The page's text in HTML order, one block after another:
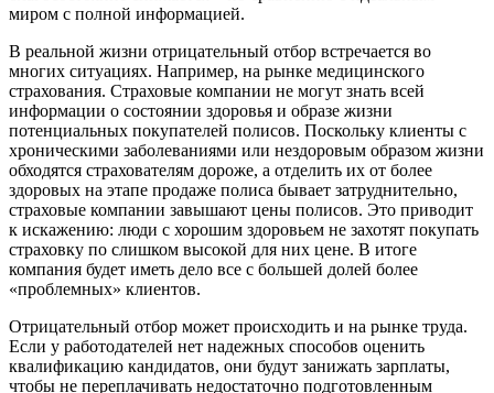
миром с полной информацией.
В реальной жизни отрицательный отбор встречается во
многих ситуациях. Например, на рынке медицинского
страхования. Страховые компании не могут знать всей
информации о состоянии здоровья и образе жизни
потенциальных покупателей полисов. Поскольку клиенты с
хроническими заболеваниями или нездоровым образом жизни
обходятся страхователям дороже, а отделить их от более
здоровых на этапе продаже полиса бывает затруднительно,
страховые компании завышают цены полисов. Это приводит
к искажению: люди с хорошим здоровьем не захотят покупать
страховку по слишком высокой для них цене. В итоге
компания будет иметь дело все с большей долей более
«проблемных» клиентов.
Отрицательный отбор может происходить и на рынке труда.
Если у работодателей нет надежных способов оценить
квалификацию кандидатов, они будут занижать зарплаты,
чтобы не переплачивать недостаточно подготовленным